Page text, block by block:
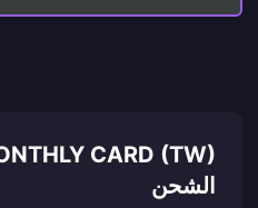
الشحن